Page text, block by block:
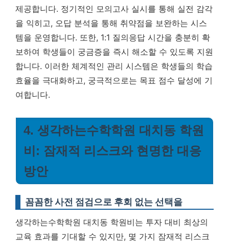
제공합니다. 정기적인 모의고사 실시를 통해 실전 감각
을 익히고, 오답 분석을 통해 취약점을 보완하는 시스
템을 운영합니다. 또한, 1:1 질의응답 시간을 충분히 확
보하여 학생들이 궁금증을 즉시 해소할 수 있도록 지원
합니다. 이러한 체계적인 관리 시스템은 학생들의 학습
효율을 극대화하고, 궁극적으로는 목표 점수 달성에 기
여합니다.
4. 생각하는수학학원 대치동 학원
비: 잠재적 리스크와 현명한 대응
방안
꼼꼼한 사전 점검으로 후회 없는 선택을
생각하는수학학원 대치동 학원비는 투자 대비 최상의
교육 효과를 기대할 수 있지만, 몇 가지 잠재적 리스크